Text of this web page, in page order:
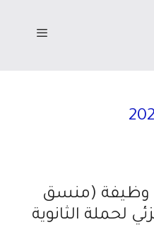
وظيفة (منسق
لحملة الثانوية